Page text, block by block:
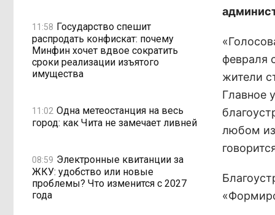
11:58 Государство спешит
распродать конфискат: почему
Минфин хочет вдвое сократить
сроки реализации изъятого
имущества
11:02 Одна метеостанция на весь
город: как Чита не замечает ливней
08:59 Электронные квитанции за
ЖКУ: удобство или новые
проблемы? Что изменится с 2027
года
февраля
жители
Главное
любом из